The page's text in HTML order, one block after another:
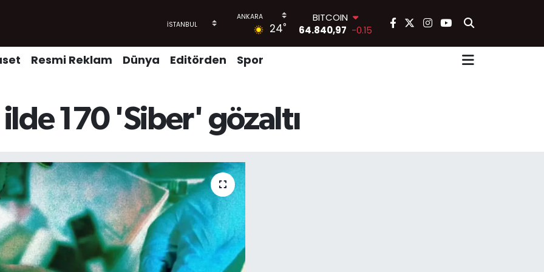
24°
BITCOIN
64.840,97 -0.15
Resmi Reklam Dünya Editörden Spor
170 'Siber' gözaltı